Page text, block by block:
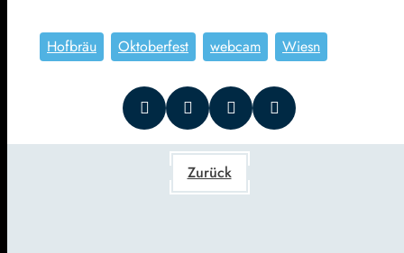
Hofbräu Oktoberfest webcam Wiesn
Zurück